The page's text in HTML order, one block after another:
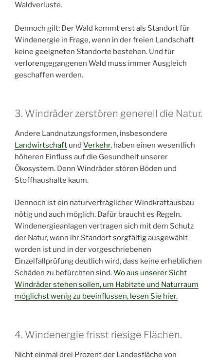
Waldverluste.
Dennoch gilt: Der Wald kommt erst als Standort für
Windenergie in Frage, wenn in der freien Landschaft
keine geeigneten Standorte bestehen. Und für
verlorengegangenen Wald muss immer Ausgleich
geschaffen werden.
3. Windräder zerstören generell die Natur.
Andere Landnutzungsformen, insbesondere
Landwirtschaft und Verkehr, haben einen wesentlich
höheren Einfluss auf die Gesundheit unserer
Ökosystem. Denn Windräder stören Böden und
Stoffhaushalte kaum.
Dennoch ist ein naturverträglicher Windkraftausbau
nötig und auch möglich. Dafür braucht es Regeln.
Windenergieanlagen vertragen sich mit dem Schutz
der Natur, wenn ihr Standort sorgfältig ausgewählt
worden ist und in der vorgeschriebenen
Einzelfallprüfung deutlich wird, dass keine erheblichen
Schäden zu befürchten sind.Wo aus unserer Sicht
Windräder stehen sollen, um Habitate und Naturraum
möglichst wenig zu beeinflussen, lesen Sie hier.
4. Windenergie frisst riesige Flächen.
Nicht einmal drei Prozent der Landesfläche von